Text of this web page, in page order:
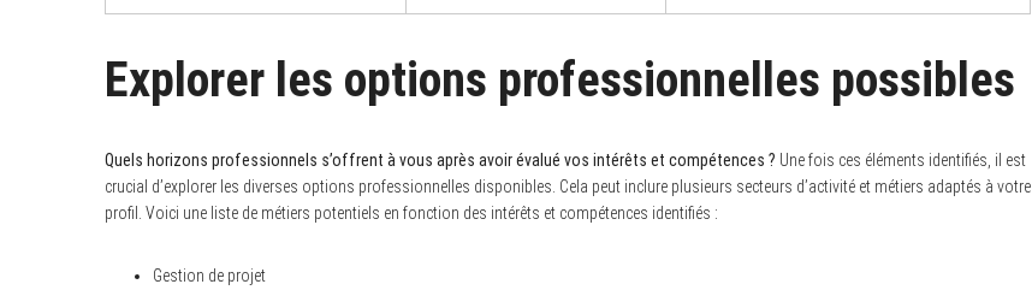
Explorer les options professionnelles possibles
Quels horizons professionnels s’offrent à vous après avoir évalué vos intérêts et compétences ? Une fois ces éléments identifiés, il est
crucial d’explorer les diverses options professionnelles disponibles. Cela peut inclure plusieurs secteurs d’activité et métiers adaptés à votre
profil. Voici une liste de métiers potentiels en fonction des intérêts et compétences identifiés :
Gestion de projet
r